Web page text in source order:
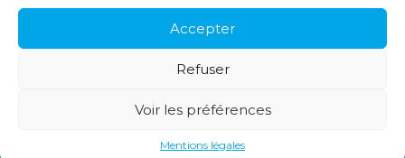
Accepter
Refuser
Voir les préférences
Mentions légales
Principale
NOS SOLUTIONS
ACTUALITÉS
RECRUTEMENT
CONTACT
MENTIONS LÉGALES
CONCEPTION ET RÉALISATION CLASSE 7